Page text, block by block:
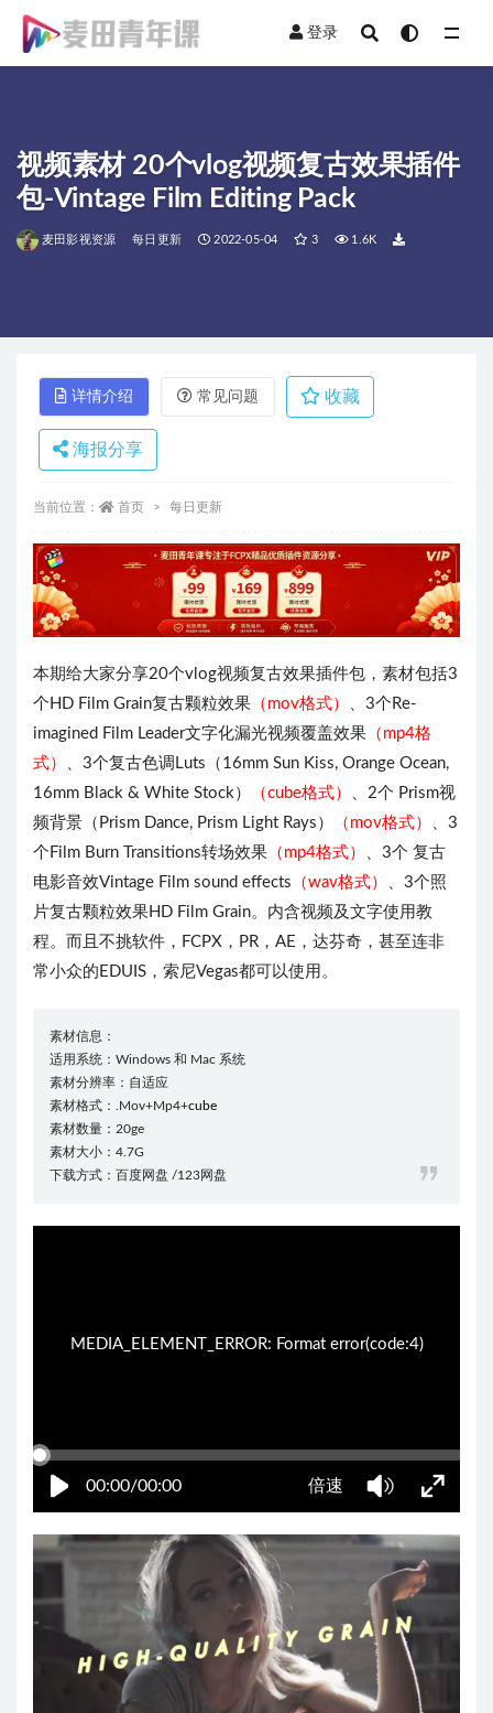
登录
视频素材 20个vlog视频复古效果插件
包-Vintage Film Editing Pack
麦田影视资源 每日更新 2022-05-04 3 1.6K
详情介绍 常见问题 收藏
海报分享
当前位置： 首页 每日更新
本期给大家分享20个vlog视频复古效果插件包，素材包括3
个HD Film Grain复古颗粒效果 （mov格式）
、3个Re-
imagined Film Leader文字化漏光视频覆盖效果 （mp4格
式）
、3个复古色调Luts（16mm Sun Kiss, Orange Ocean,
16mm Black & White Stock）
（cube格式）
、2个 Prism视
频背景（Prism Dance, Prism Light Rays）
（mov格式）
、3
个Film Burn Transitions转场效果 （mp4格式）
、3个 复古
电影音效Vintage Film sound effects （wav格式）
、3个照
片复古颗粒效果HD Film Grain。 内含视频及文字使用教
程。而且不挑软件，FCPX，PR，AE，达芬奇，甚至连非
常小众的EDUIS，索尼Vegas都可以使用。
素材信息：
适用系统：Windows 和 Mac 系统
素材分辨率：自适应
素材格式：.Mov+Mp4+cube
素材数量：20ge
素材大小：4.7G
下载方式：百度网盘 /123网盘
00:00/00:00 倍速
MEDIA_ELEMENT_ERROR: Format error(code:4)